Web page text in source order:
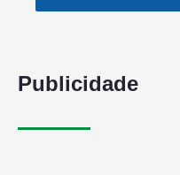
Publicidade